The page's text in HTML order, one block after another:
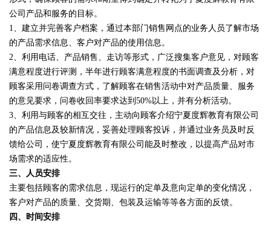
公司产品和服务的目标。
1、建立并完善客户档案，通过本部门销售网点的业务人员了解市场
的产品需求信息、客户对产品的使用信息。
2、利用电话、产品销售、走访等形式，广泛搜集客户意见，对顾客
满意程度进行评测，半年进行顾客满意程度的书面调查及分析，对
顾客采用问卷调查方式，了解顾客在销售活动中对产品质量、服务
的意见要求，问卷收回率要求达到50%以上，并有分析活动。
3、利用与顾客的相互交往，主动向顾客介绍宁夏度辉教育有限公司
的产品信息及较新情况，妥善处理顾客投诉，并通过业务员及时反
馈给公司，使宁夏度辉教育有限公司能及时整改，以提高产品对市
场需求的适应性。
三、人员安排
主要包括顾客的需求信息，现运行的定单及意向定单的变化情况，
客户对产品的质量、交货期、包装及运输等等各方面的反馈。
四、时间安排